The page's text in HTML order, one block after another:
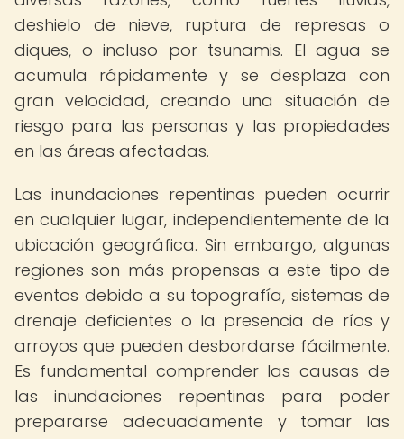
deshielo de nieve, ruptura de represas o
diques, o incluso por tsunamis. El agua se
acumula rápidamente y se desplaza con
gran velocidad, creando una situación de
riesgo para las personas y las propiedades
en las áreas afectadas.
Las inundaciones repentinas pueden ocurrir
en cualquier lugar, independientemente de la
ubicación geográfica. Sin embargo, algunas
regiones son más propensas a este tipo de
eventos debido a su topografía, sistemas de
drenaje deficientes o la presencia de ríos y
arroyos que pueden desbordarse fácilmente.
Es fundamental comprender las causas de
las inundaciones repentinas para poder
prepararse adecuadamente y tomar las